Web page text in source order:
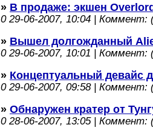
» В продаже: экшен
029-06-2007, 10:04 | Коммент:
» Вышел долгожданный
029-06-2007, 10:01 | Коммент:
» Концептуальный девайс
029-06-2007, 09:58 | Коммент:
» Обнаружен кратер от
028-06-2007, 13:05 | Коммент: